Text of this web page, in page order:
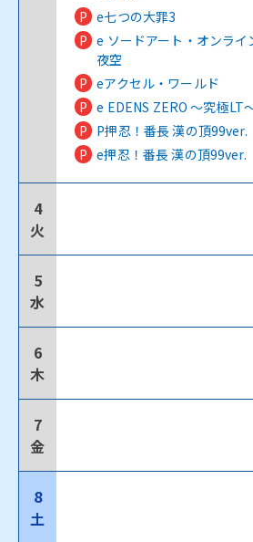
P e七つの大罪3
P e ソードアート・オンラ
夜空
P eアクセル・ワールド
P e EDENS ZERO ～究極LT
P P押忍！番長 漢の頂99ver.
P e押忍！番長 漢の頂99ver.
4
火
5
水
6
木
7
金
8
土